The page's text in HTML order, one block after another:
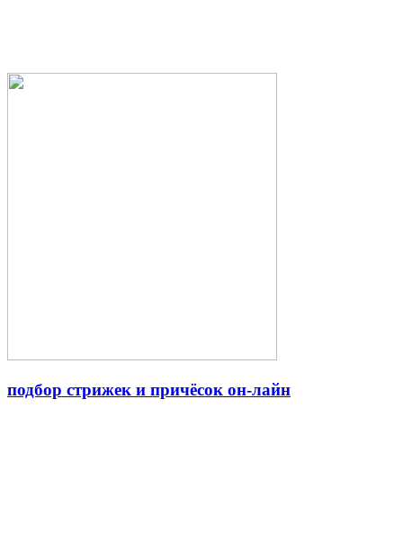
подбор стрижек и причёсок он-лайн